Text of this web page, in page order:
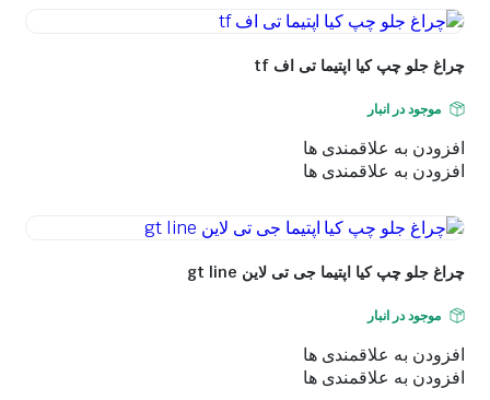
چراغ جلو چپ کیا اپتیما تی اف tf
موجود در انبار
افزودن به علاقمندی ها
افزودن به علاقمندی ها
چراغ جلو چپ کیا اپتیما جی تی لاین gt line
موجود در انبار
افزودن به علاقمندی ها
افزودن به علاقمندی ها